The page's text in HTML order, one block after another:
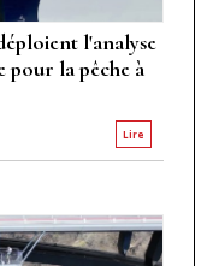
l'analyse
la pêche à
Lire